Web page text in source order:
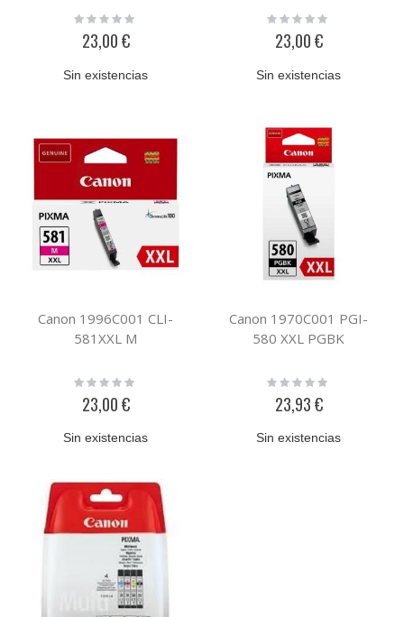
Rating:
23,00 €
Sin existencias
Rating:
23,00 €
Sin existencias
Canon 1996C001 CLI-
581XXL M
Rating:
23,00 €
Sin existencias
Canon 1970C001 PGI-
580 XXL PGBK
Rating:
23,93 €
Sin existencias